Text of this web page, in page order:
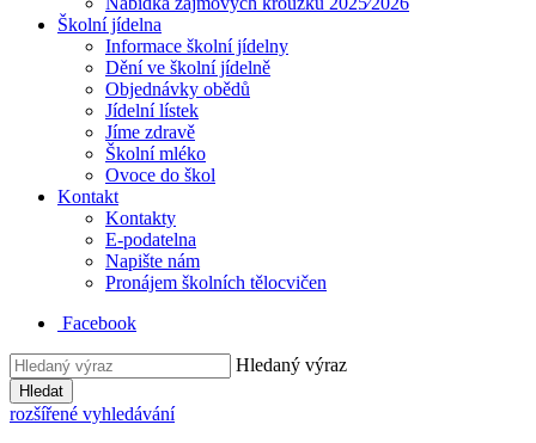
Školní jídelna
Informace školní jídelny
Dění ve školní jídelně
Objednávky obědů
Jídelní lístek
Jíme zdravě
Školní mléko
Ovoce do škol
Kontakt
Kontakty
E-podatelna
Napište nám
Pronájem školních tělocvičen
Facebook
Hledaný výraz
Hledat
rozšířené vyhledávání